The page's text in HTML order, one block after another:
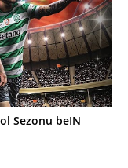
Sezonu beIN